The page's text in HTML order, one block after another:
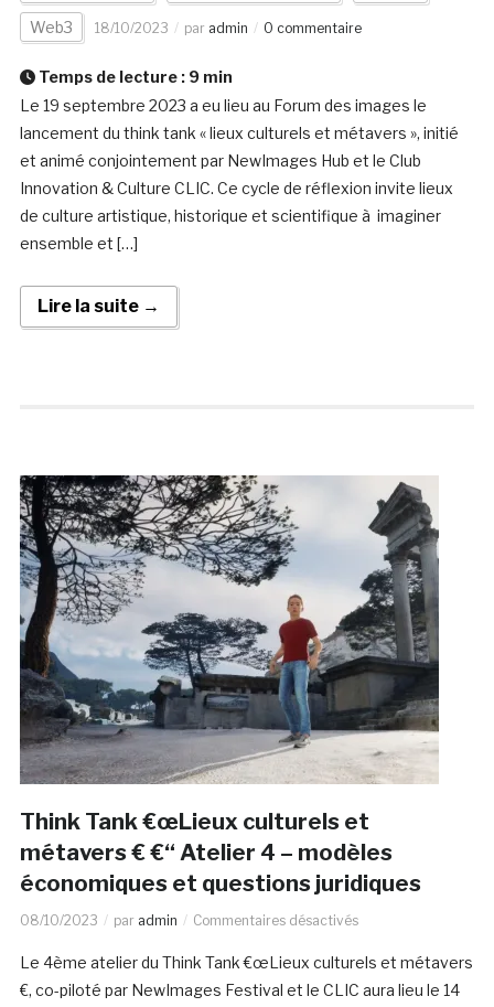
Web3 18/10/2023 par admin 0 commentaire
Temps de lecture : 9 min
Le 19 septembre 2023 a eu lieu au Forum des images le
lancement du think tank « lieux culturels et métavers », initié
et animé conjointement par NewImages Hub et le Club
Innovation & Culture CLIC. Ce cycle de réflexion invite lieux
de culture artistique, historique et scientifique à imaginer
ensemble et […]
Lire la suite →
Think Tank €œLieux culturels et
métavers € €“ Atelier 4 – modèles
économiques et questions juridiques
08/10/2023 par admin Commentaires désactivés
Le 4ème atelier du Think Tank €œLieux culturels et métavers
€, co-piloté par NewImages Festival et le CLIC aura lieu le 14